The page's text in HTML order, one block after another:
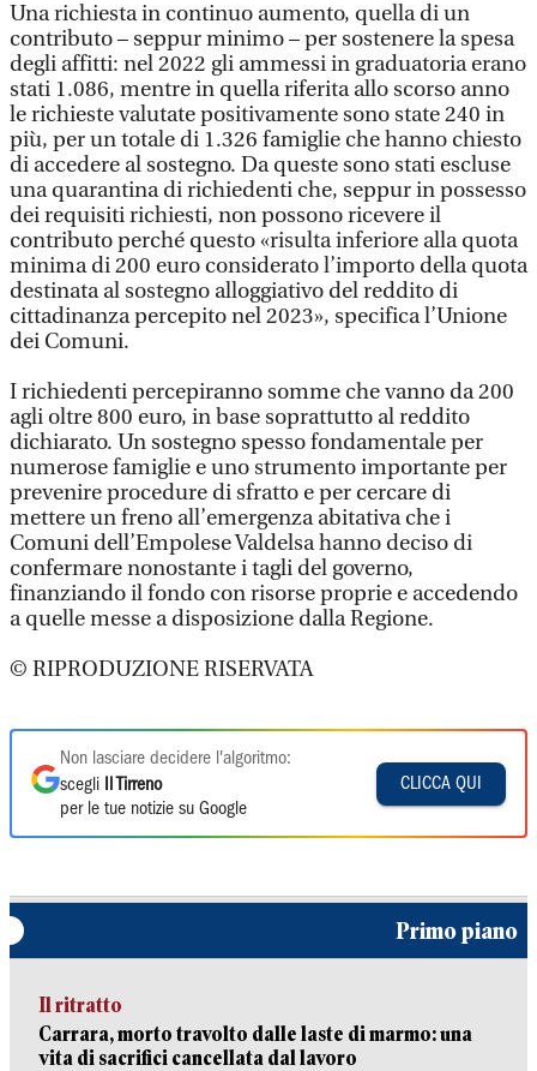
Una richiesta in continuo aumento, quella di un
contributo – seppur minimo – per sostenere la spesa
degli affitti: nel 2022 gli ammessi in graduatoria erano
stati 1.086, mentre in quella riferita allo scorso anno
le richieste valutate positivamente sono state 240 in
più, per un totale di 1.326 famiglie che hanno chiesto
di accedere al sostegno. Da queste sono stati escluse
una quarantina di richiedenti che, seppur in possesso
dei requisiti richiesti, non possono ricevere il
contributo perché questo «risulta inferiore alla quota
minima di 200 euro considerato l’importo della quota
destinata al sostegno alloggiativo del reddito di
cittadinanza percepito nel 2023», specifica l’Unione
dei Comuni.
I richiedenti percepiranno somme che vanno da 200
agli oltre 800 euro, in base soprattutto al reddito
dichiarato. Un sostegno spesso fondamentale per
numerose famiglie e uno strumento importante per
prevenire procedure di sfratto e per cercare di
mettere un freno all’emergenza abitativa che i
Comuni dell’Empolese Valdelsa hanno deciso di
confermare nonostante i tagli del governo,
finanziando il fondo con risorse proprie e accedendo
a quelle messe a disposizione dalla Regione.
© RIPRODUZIONE RISERVATA
Non lasciare decidere l'algoritmo:
scegli
Il Tirreno
per le tue notizie su Google
CLICCA QUI
Primo piano
Il ritratto
Carrara, morto travolto dalle laste di marmo: una
vita di sacrifici cancellata dal lavoro